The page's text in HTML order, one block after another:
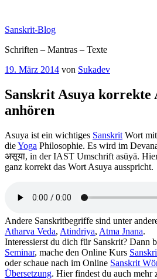
springen
Sanskrit-Blog
Schriften – Mantras – Texte
Veröffentlicht
19. März 2014 von Sukadev
Sanskrit Asuya korrekte
anhören
Asuya ist ein wichtiges Sanskrit Wort
dieYoga Philosophie. Es wird im
असूया, in der IAST Umschrift asūyā.
ganz korrekt das Wort Asuya ausspricht.
Andere Sanskritbegriffe sind unter
Atharva Veda, Atindriya, Atma Jnana.
Interessierst du dich für Sanskrit? Dann
Seminar, mache den Online Kurs
oder schaue nach im Online Sanskrit
Übersetzung. Hier findest du auch mehr